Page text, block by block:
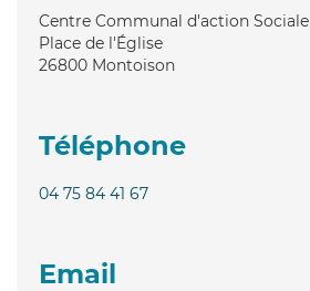
Centre Communal d'action Sociale
Place de l'Église
26800 Montoison
Téléphone
04 75 84 41 67
Email